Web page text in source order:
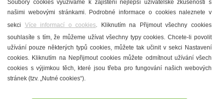
Mandloně
Ubytování
Restaurace
Městské muzeum a galerie
Denní meníčka
Soubory cookies využíváme k zajištění nejlepší uživatelské zkušenosti s
našimi webovými stránkami. Podrobné informace o cookies naleznete v
sekci Více informací o cookies. Kliknutím na Přijmout všechny cookies
souhlasíte s tím, že můžeme užívat všechny typy cookies. Chcete-li povolit
užívání pouze některých typů cookies, můžete tak učinit v sekci Nastavení
cookies. Kliknutím na Nepřijmout cookies můžete odmítnout užívání všech
cookies s výjimkou těch, které jsou třeba pro fungování našich webových
stránek (tzv. „Nutné cookies“).